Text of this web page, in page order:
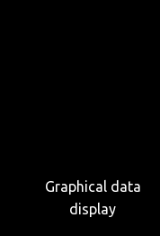
Graphical data
display